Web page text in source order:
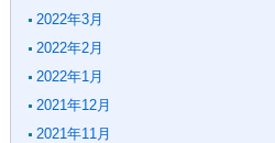
2022年3月
2022年2月
2022年1月
2021年12月
2021年11月